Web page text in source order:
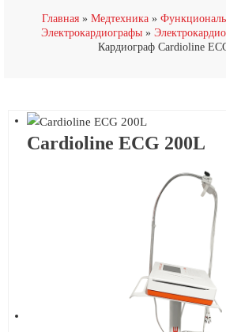
Главная Медтехника
Электрокардиографы
Кардиограф Cardioline
Cardioline ECG 200L